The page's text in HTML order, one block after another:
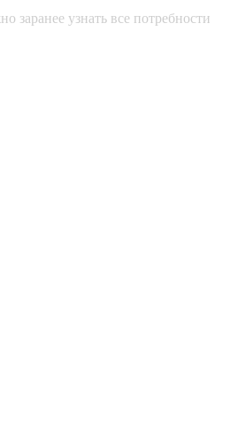
заранее узнать все потребности